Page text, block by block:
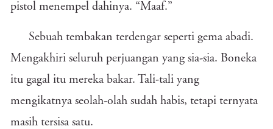
pistol menempel dahinya. “Maaf.”
Sebuah tembakan terdengar seperti gema abadi.
Mengakhiri seluruh perjuangan yang sia-sia. Boneka
itu gagal itu mereka bakar. Tali-tali yang
mengikatnya seolah-olah sudah habis, tetapi ternyata
masih tersisa satu.